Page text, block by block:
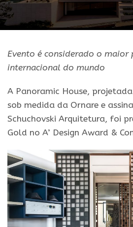
Evento é considerado o maior
internacional do mundo
A Panoramic House,
sob medida da Ornare e
Schuchovski Arquitetura, foi
Gold no A’ Design Award &